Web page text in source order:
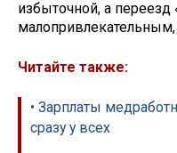
избыточной, а переезд
Читайте также:
• Зарплаты
сразу у всех